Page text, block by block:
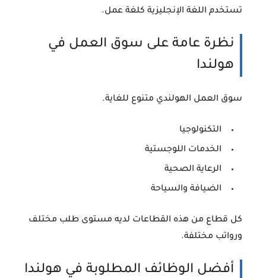
تستخدم اللغة الإنجليزية كلغة عمل.
نظرة عامة على سوق العمل في
هولندا
سوق العمل الهولندي متنوع للغاية.
التكنولوجيا
الخدمات اللوجستية
الرعاية الصحية
الضيافة والسياحة
كل قطاع من هذه القطاعات لديه مستوى طلب مختلف
ورواتب مختلفة.
أفضل الوظائف المطلوبة في هولندا